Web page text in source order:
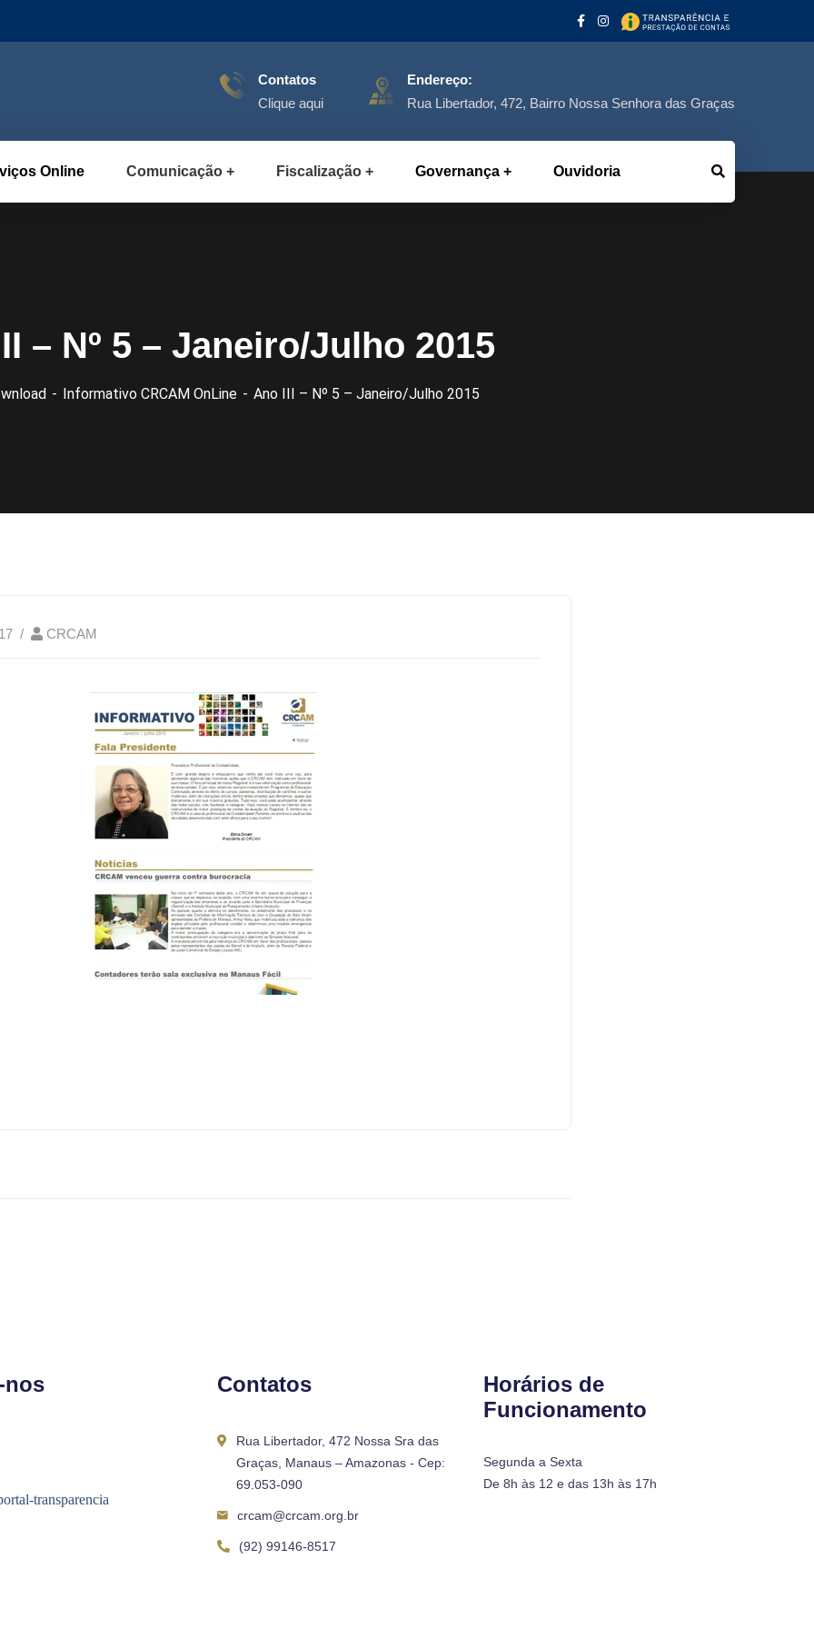
Contatos
Clique aqui
Endereço:
Rua Libertador, 472, Bairro Nossa Senhora das Graças
Online Comunicação Fiscalização Governança Ouvidoria
– Nº 5 – Janeiro/Julho 2015
Informativo CRCAM OnLine Ano III – Nº 5 – Janeiro/Julho 2015
CRCAM
nos Contatos
Rua Libertador, 472 Nossa Sra das
Graças, Manaus – Amazonas - Cep:
69.053-090
crcam@crcam.org.br
(92) 99146-8517
Horários de
Funcionamento
Segunda a Sexta
De 8h às 12 e das 13h às 17h